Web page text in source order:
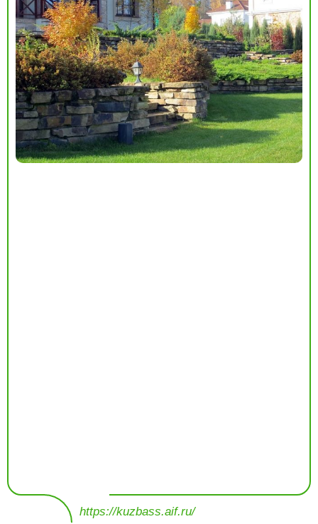
https://kuzbass.aif.ru/